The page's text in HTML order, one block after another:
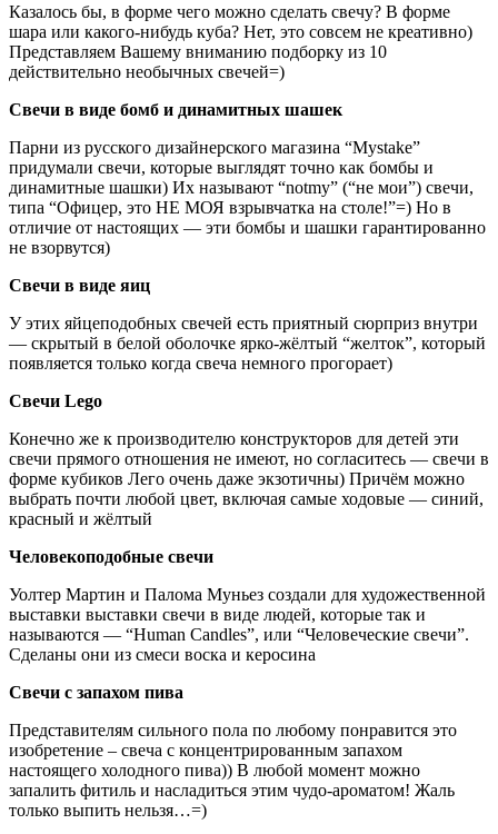
Казалось бы, в форме чего можно сделать свечу? В форме
шара или какого-нибудь куба? Нет, это совсем не креативно)
Представляем Вашему вниманию подборку из 10
действительно необычных свечей=)
Свечи в виде бомб и динамитных шашек
Парни из русского дизайнерского магазина “Mystake”
придумали свечи, которые выглядят точно как бомбы и
динамитные шашки) Их называют “notmy” (“не мои”) свечи,
типа “Офицер, это НЕ МОЯ взрывчатка на столе!”=) Но в
отличие от настоящих — эти бомбы и шашки гарантированно
не взорвутся)
Свечи в виде яиц
У этих яйцеподобных свечей есть приятный сюрприз внутри
— скрытый в белой оболочке ярко-жёлтый “желток”, который
появляется только когда свеча немного прогорает)
Свечи Lego
Конечно же к производителю конструкторов для детей эти
свечи прямого отношения не имеют, но согласитесь — свечи в
форме кубиков Лего очень даже экзотичны) Причём можно
выбрать почти любой цвет, включая самые ходовые — синий,
красный и жёлтый
Человекоподобные свечи
Уолтер Мартин и Палома Муньез создали для художественной
выставки выставки свечи в виде людей, которые так и
называются — “Human Candles”, или “Человеческие свечи”.
Сделаны они из смеси воска и керосина
Свечи с запахом пива
Представителям сильного пола по любому понравится это
изобретение – свеча с концентрированным запахом
настоящего холодного пива)) В любой момент можно
запалить фитиль и насладиться этим чудо-ароматом! Жаль
только выпить нельзя…=)